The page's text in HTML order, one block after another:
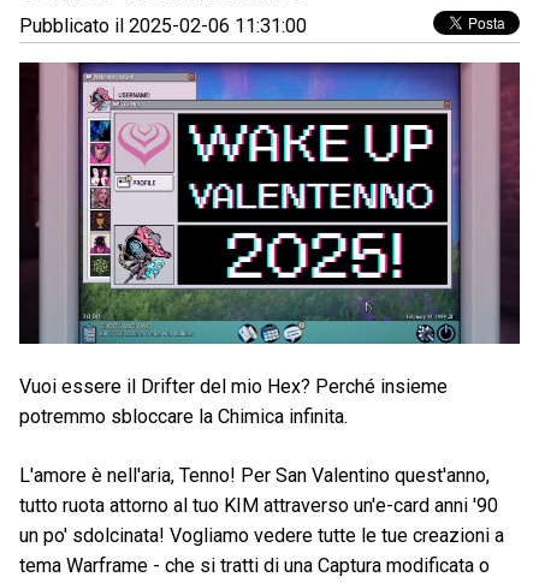
Pubblicato il 2025-02-06 11:31:00
Vuoi essere il Drifter del mio Hex? Perché insieme
potremmo sbloccare la Chimica infinita.
L'amore è nell'aria, Tenno! Per San Valentino quest'anno,
tutto ruota attorno al tuo KIM attraverso un'e-card anni '90
un po' sdolcinata! Vogliamo vedere tutte le tue creazioni a
tema Warframe - che si tratti di una Captura modificata o